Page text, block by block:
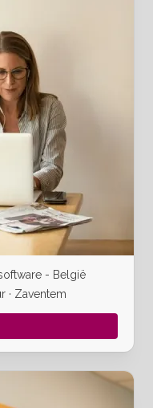
- België
· Zaventem